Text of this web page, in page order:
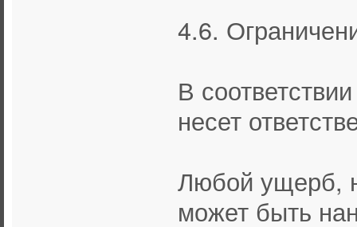
4.6.
В
несет
Любой ущерб,
может быть